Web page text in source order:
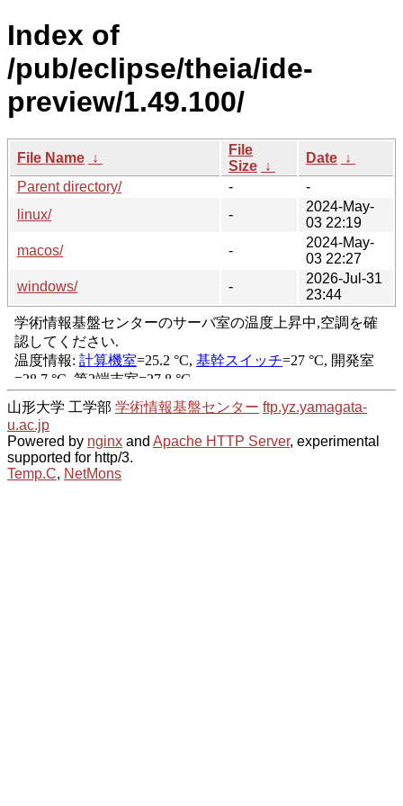
Index of
/pub/eclipse/theia/ide-
preview/1.49.100/
File Name ↓
File
Size ↓
Date ↓
Parent directory/
-
-
linux/
-
2024-May-
03 22:19
macos/
-
2024-May-
03 22:27
windows/
-
2026-Jul-31
23:44
山形大学 工学部 学術情報基盤センター ftp.yz.yamagata-
u.ac.jp
Powered by nginx and Apache HTTP Server, experimental
supported for http/3.
Temp.C, NetMons